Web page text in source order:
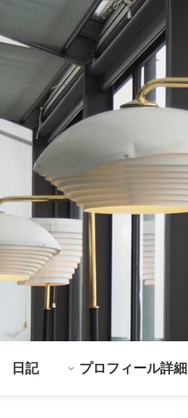
日記 プロフィール詳細